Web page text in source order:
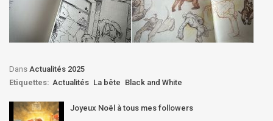
Dans Actualités 2025
Etiquettes: Actualités La bête Black and White
Joyeux Noël à tous mes followers